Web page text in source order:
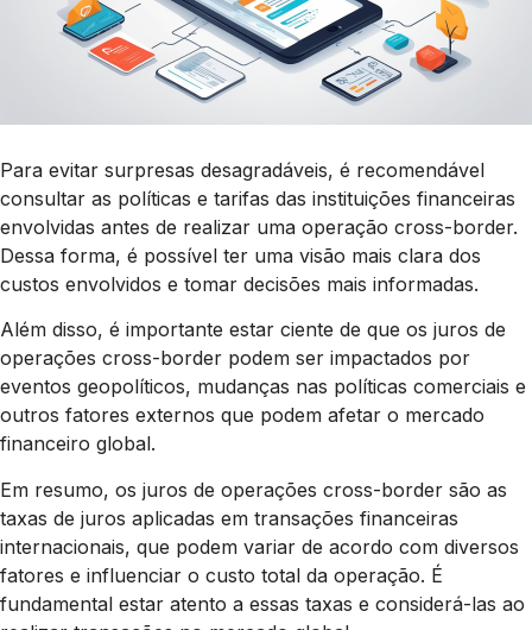
Para evitar surpresas desagradáveis, é recomendável
consultar as políticas e tarifas das instituições financeiras
envolvidas antes de realizar uma operação cross-border.
Dessa forma, é possível ter uma visão mais clara dos
custos envolvidos e tomar decisões mais informadas.
Além disso, é importante estar ciente de que os juros de
operações cross-border podem ser impactados por
eventos geopolíticos, mudanças nas políticas comerciais e
outros fatores externos que podem afetar o mercado
financeiro global.
Em resumo, os juros de operações cross-border são as
taxas de juros aplicadas em transações financeiras
internacionais, que podem variar de acordo com diversos
fatores e influenciar o custo total da operação. É
fundamental estar atento a essas taxas e considerá-las ao